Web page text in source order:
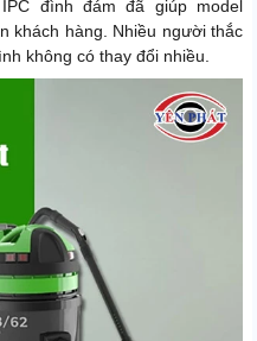
đình đám đã giúp model
khách hàng. Nhiều người thắc
không có thay đổi nhiều.